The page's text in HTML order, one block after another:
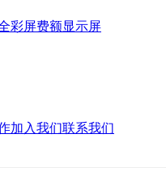
彩屏费额显示屏
加入我们联系我们